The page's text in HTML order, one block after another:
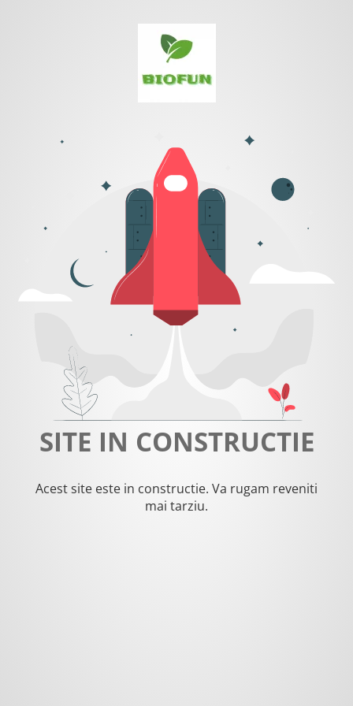
SITE IN CONSTRUCTIE
Acest site este in constructie. Va rugam reveniti
mai tarziu.